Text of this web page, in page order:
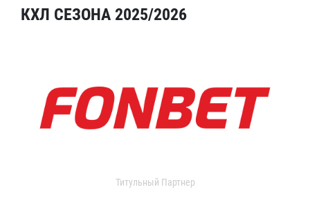
КХЛ СЕЗОНА 2025/2026
Титульный Партнер